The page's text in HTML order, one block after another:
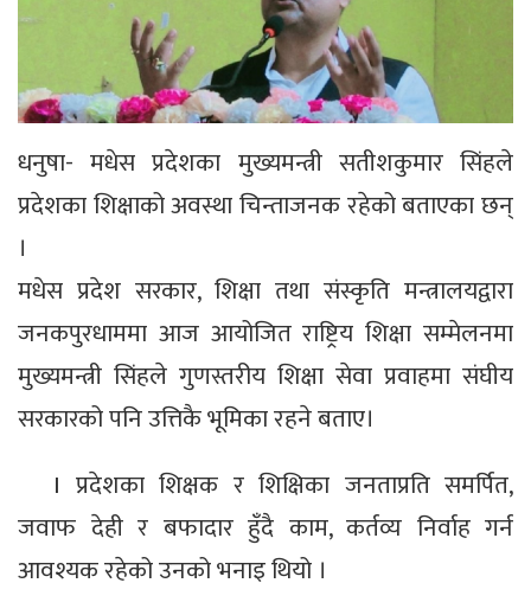
धनुषा- मधेस प्रदेशका मुख्यमन्त्री सतीशकुमार सिंहले
प्रदेशका शिक्षाको अवस्था चिन्ताजनक रहेको बताएका छन्
।
मधेस प्रदेश सरकार, शिक्षा तथा संस्कृति मन्त्रालयद्वारा
जनकपुरधाममा आज आयोजित राष्ट्रिय शिक्षा सम्मेलनमा
मुख्यमन्त्री सिंहले गुणस्तरीय शिक्षा सेवा प्रवाहमा संघीय
सरकारको पनि उत्तिकै भूमिका रहने बताए।
I प्रदेशका शिक्षक र शिक्षिका जनताप्रति समर्पित,
जवाफ देही र बफादार हुँदै काम, कर्तव्य निर्वाह गर्न
आवश्यक रहेको उनको भनाइ थियो ।